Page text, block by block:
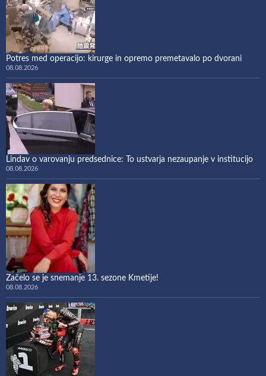
Potres med operacijo: kirurge in opremo premetavalo po dvorani
08.08.2026
Lindav o varovanju predsednice: To ustvarja nezaupanje v institucijo
08.08.2026
Začelo se je snemanje 13. sezone Kmetije!
08.08.2026